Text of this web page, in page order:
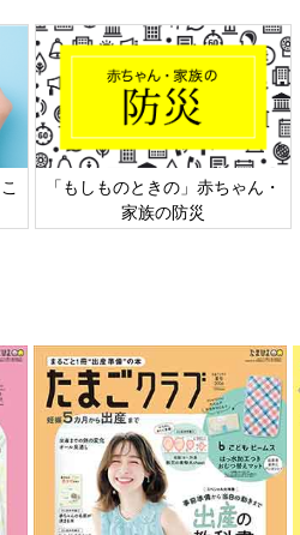
「もしものときの」赤ちゃん・
家族の防災